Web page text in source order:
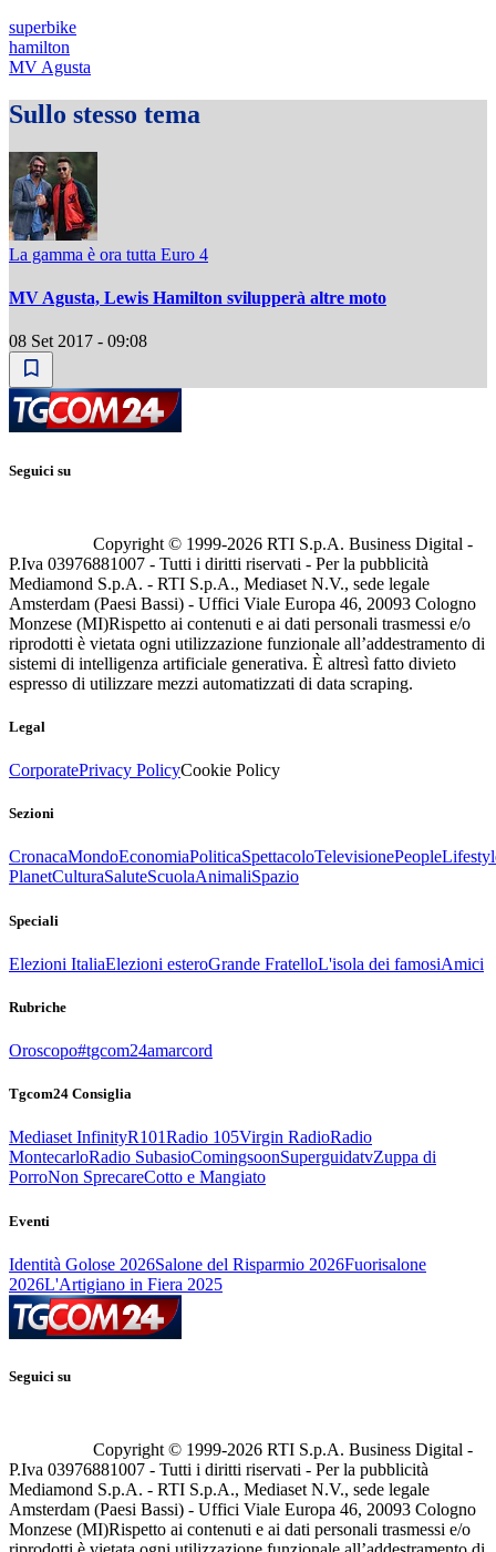
superbike
hamilton
MV Agusta
Sullo stesso tema
La gamma è ora tutta Euro 4
MV Agusta, Lewis Hamilton svilupperà altre moto
08 Set 2017 - 09:08
Seguici su
Copyright © 1999-2026 RTI S.p.A. Business Digital -
P.Iva 03976881007 - Tutti i diritti riservati - Per la pubblicità
Mediamond S.p.A. - RTI S.p.A., Mediaset N.V., sede legale
Amsterdam (Paesi Bassi) - Uffici Viale Europa 46, 20093 Cologno
Monzese (MI)Rispetto ai contenuti e ai dati personali trasmessi e/o
riprodotti è vietata ogni utilizzazione funzionale all’addestramento di
sistemi di intelligenza artificiale generativa. È altresì fatto divieto
espresso di utilizzare mezzi automatizzati di data scraping.
Legal
CorporatePrivacy PolicyCookie Policy
Sezioni
CronacaMondoEconomiaPoliticaSpettacoloTelevisionePeople
PlanetCulturaSaluteScuolaAnimaliSpazio
Speciali
Elezioni ItaliaElezioni esteroGrande FratelloL'isola dei famosiAmici
Rubriche
Oroscopo#tgcom24amarcord
Tgcom24 Consiglia
Mediaset InfinityR101Radio 105Virgin RadioRadio
MontecarloRadio SubasioComingsoonSuperguidatvZuppa di
PorroNon SprecareCotto e Mangiato
Eventi
Identità Golose 2026Salone del Risparmio 2026Fuorisalone
2026L'Artigiano in Fiera 2025
Seguici su
Copyright © 1999-2026 RTI S.p.A. Business Digital -
P.Iva 03976881007 - Tutti i diritti riservati - Per la pubblicità
Mediamond S.p.A. - RTI S.p.A., Mediaset N.V., sede legale
Amsterdam (Paesi Bassi) - Uffici Viale Europa 46, 20093 Cologno
Monzese (MI)Rispetto ai contenuti e ai dati personali trasmessi e/o